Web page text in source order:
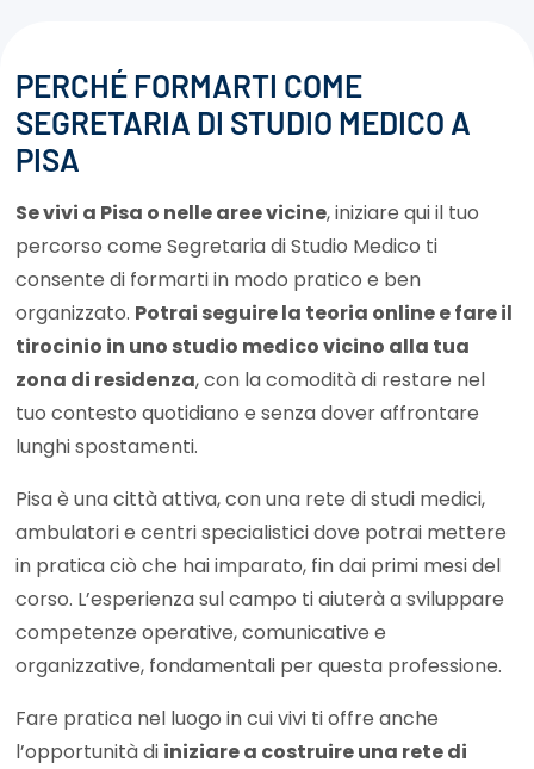
PERCHÉ FORMARTI COME
SEGRETARIA DI STUDIO MEDICO A
PISA
Se vivi a Pisa o nelle aree vicine, iniziare qui il tuo
percorso come Segretaria di Studio Medico ti
consente di formarti in modo pratico e ben
organizzato. Potrai seguire la teoria online e fare il
tirocinio in uno studio medico vicino alla tua
zona di residenza, con la comodità di restare nel
tuo contesto quotidiano e senza dover affrontare
lunghi spostamenti.
Pisa è una città attiva, con una rete di studi medici,
ambulatori e centri specialistici dove potrai mettere
in pratica ciò che hai imparato, fin dai primi mesi del
corso. L’esperienza sul campo ti aiuterà a sviluppare
competenze operative, comunicative e
organizzative, fondamentali per questa professione.
Fare pratica nel luogo in cui vivi ti offre anche
l’opportunità di iniziare a costruire una rete di